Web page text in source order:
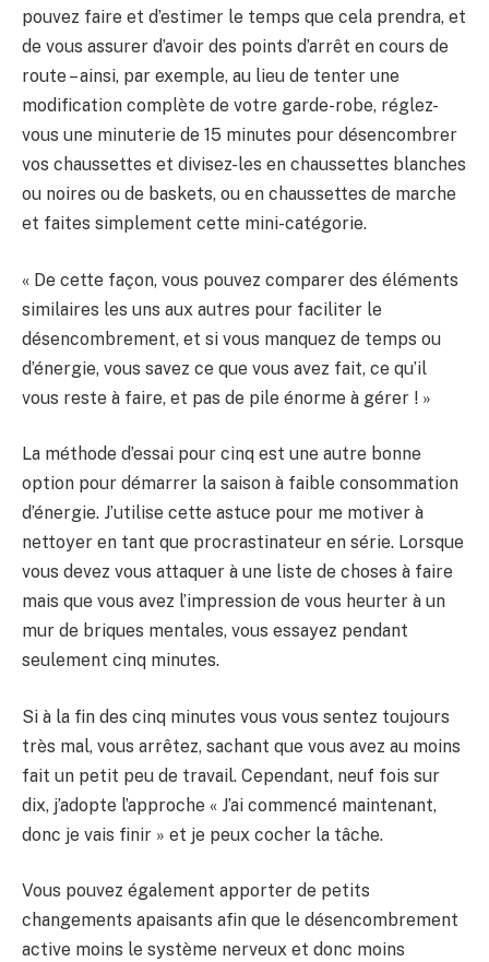
pouvez faire et d’estimer le temps que cela prendra, et
de vous assurer d’avoir des points d’arrêt en cours de
route – ainsi, par exemple, au lieu de tenter une
modification complète de votre garde-robe, réglez-
vous une minuterie de 15 minutes pour désencombrer
vos chaussettes et divisez-les en chaussettes blanches
ou noires ou de baskets, ou en chaussettes de marche
et faites simplement cette mini-catégorie.
« De cette façon, vous pouvez comparer des éléments
similaires les uns aux autres pour faciliter le
désencombrement, et si vous manquez de temps ou
d’énergie, vous savez ce que vous avez fait, ce qu’il
vous reste à faire, et pas de pile énorme à gérer ! »
La méthode d’essai pour cinq est une autre bonne
option pour démarrer la saison à faible consommation
d’énergie. J’utilise cette astuce pour me motiver à
nettoyer en tant que procrastinateur en série. Lorsque
vous devez vous attaquer à une liste de choses à faire
mais que vous avez l’impression de vous heurter à un
mur de briques mentales, vous essayez pendant
seulement cinq minutes.
Si à la fin des cinq minutes vous vous sentez toujours
très mal, vous arrêtez, sachant que vous avez au moins
fait un petit peu de travail. Cependant, neuf fois sur
dix, j’adopte l’approche « J’ai commencé maintenant,
donc je vais finir » et je peux cocher la tâche.
Vous pouvez également apporter de petits
changements apaisants afin que le désencombrement
active moins le système nerveux et donc moins